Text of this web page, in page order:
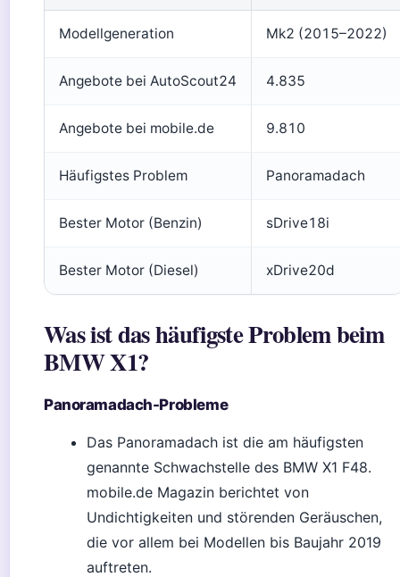
Modellgeneration Mk2 (2015–2022)
Angebote bei AutoScout24 4.835
Angebote bei mobile.de 9.810
Häufigstes Problem Panoramadach
Bester Motor (Benzin) sDrive18i
Bester Motor (Diesel) xDrive20d
Was ist das häufigste Problem beim
BMW X1?
Panoramadach-Probleme
Das Panoramadach ist die am häufigsten
genannte Schwachstelle des BMW X1 F48.
mobile.de Magazin berichtet von
Undichtigkeiten und störenden Geräuschen,
die vor allem bei Modellen bis Baujahr 2019
auftreten.